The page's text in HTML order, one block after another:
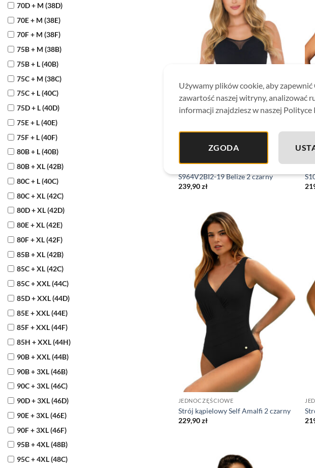
70D + M (38D)
70E + M (38E)
70F + M (38F)
75B + M (38B)
75B + L (40B)
75C + M (38C)
75C + L (40C)
75D + L (40D)
75E + L (40E)
75F + L (40F)
80B + L (40B)
80B + XL (42B)
80C + L (40C)
80C + XL (42C)
80D + XL (42D)
80E + XL (42E)
80F + XL (42F)
85B + XL (42B)
85C + XL (42C)
85C + XXL (44C)
85D + XXL (44D)
85E + XXL (44E)
85F + XXL (44F)
85H + XXL (44H)
90B + XXL (44B)
90B + 3XL (46B)
90C + 3XL (46C)
90D + 3XL (46D)
90E + 3XL (46E)
90F + 3XL (46F)
95B + 4XL (48B)
95C + 4XL (48C)
S964V2BI2-19 Belize 2 czarny
239,90zł
JEDNOCZĘŚCIOWE
Strój kąpielowy Self Amalfi 2 czarny
229,90zł
Używamy plików cookie, aby
zawartość naszej witryny, analizować
informacji znajdziesz w naszej
ZGODA